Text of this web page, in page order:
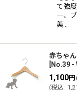
て強
ー、
美…
赤ちゃ
No.39 -
1,100円
(税込 :